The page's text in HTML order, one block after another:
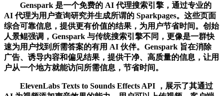
Genspark 是一个免费的 AI 代理搜索引擎，通过专业的
AI 代理为用户查询研究并生成所谓的 Sparkpages。这些页面
综合可靠信息，提供更有价值的结果，为用户节省时间。创始
人景鲲强调，Genspark 与传统搜索引擎不同，更像是一群快
速为用户找到所需答案的有用 AI 伙伴。Genspark 旨在消除
广告、诱导内容和偏见结果，提供干净、高质量的信息，让用
户从一个地方就能访问所需信息，节省时间。
ElevenLabs Texts to Sounds Effects API ，展示了其通过